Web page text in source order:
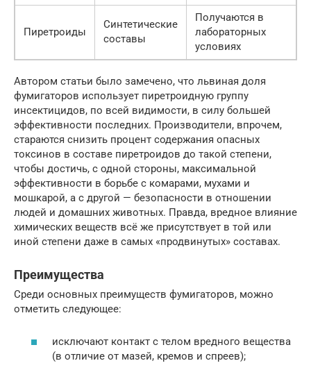
Пиретроиды
Синтетические
составы
Получаются в
лабораторных
условиях
Автором статьи было замечено, что львиная доля
фумигаторов использует пиретроидную группу
инсектицидов, по всей видимости, в силу большей
эффективности последних. Производители, впрочем,
стараются снизить процент содержания опасных
токсинов в составе пиретроидов до такой степени,
чтобы достичь, с одной стороны, максимальной
эффективности в борьбе с комарами, мухами и
мошкарой, а с другой — безопасности в отношении
людей и домашних животных. Правда, вредное влияние
химических веществ всё же присутствует в той или
иной степени даже в самых «продвинутых» составах.
Преимущества
Среди основных преимуществ фумигаторов, можно
отметить следующее:
исключают контакт с телом вредного вещества
(в отличие от мазей, кремов и спреев);